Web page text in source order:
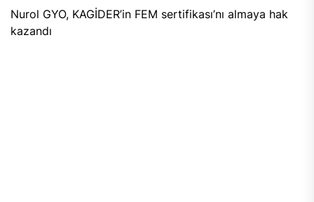
Nurol GYO, KAGİDER’in FEM sertifikası’nı almaya hak
kazandı